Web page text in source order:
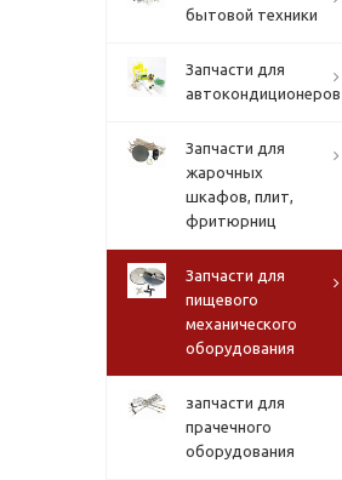
бытовой техники
Запчасти для
автокондиционеров
Запчасти для
жарочных
шкафов, плит,
фритюрниц
Запчасти для
пищевого
механического
оборудования
запчасти для
прачечного
оборудования